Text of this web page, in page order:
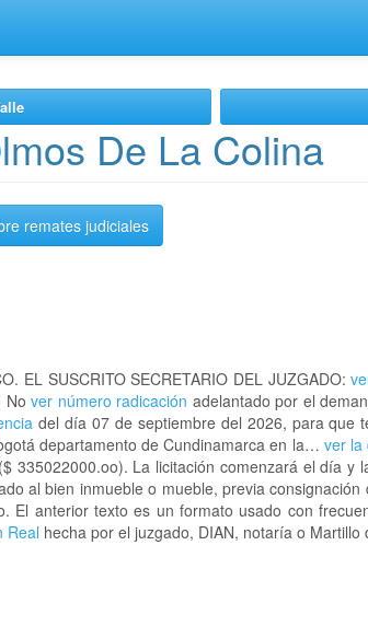
De La Colina
remates judiciales
EL SUSCRITO SECRETARIO DEL JUZGADO:
Nover número radicación adelantado por el
del día 07 de septiembre del 2026, para que
departamento de Cundinamarca en la… ver la
335022000.oo). La licitación comenzará el día y
al bien inmueble o mueble, previa
anterior texto es un formato usado con
Real hecha por el juzgado, DIAN, notaría o Martillo